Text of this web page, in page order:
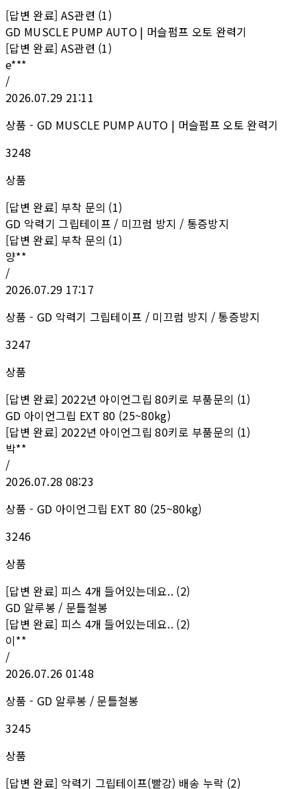
[답변 완료] AS관련 (1)
GD MUSCLE PUMP AUTO | 머슬펌프 오토 완력기
[답변 완료] AS관련 (1)
e***
/
2026.07.29 21:11
상품 - GD MUSCLE PUMP AUTO | 머슬펌프 오토 완력기
3248
상품
[답변 완료] 부착 문의 (1)
GD 악력기 그립테이프 / 미끄럼 방지 / 통증방지
[답변 완료] 부착 문의 (1)
양**
/
2026.07.29 17:17
상품 - GD 악력기 그립테이프 / 미끄럼 방지 / 통증방지
3247
상품
[답변 완료] 2022년 아이언그립 80키로 부품문의 (1)
GD 아이언그립 EXT 80 (25~80kg)
[답변 완료] 2022년 아이언그립 80키로 부품문의 (1)
박**
/
2026.07.28 08:23
상품 - GD 아이언그립 EXT 80 (25~80kg)
3246
상품
[답변 완료] 피스 4개 들어있는데요.. (2)
GD 알루봉 / 문틀철봉
[답변 완료] 피스 4개 들어있는데요.. (2)
이**
/
2026.07.26 01:48
상품 - GD 알루봉 / 문틀철봉
3245
상품
[답변 완료] 악력기 그립테이프(빨강) 배송 누락 (2)